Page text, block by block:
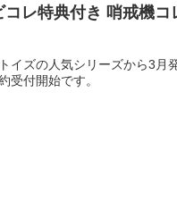
コレ特典付き 哨戒機
イズの人気シリーズから3月
受付開始です。